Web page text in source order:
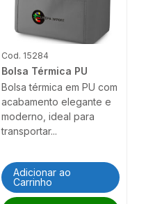
Cod. 15284
Bolsa Térmica PU
Bolsa térmica em PU com
acabamento elegante e
moderno, ideal para
transportar...
Adicionar ao
Carrinho